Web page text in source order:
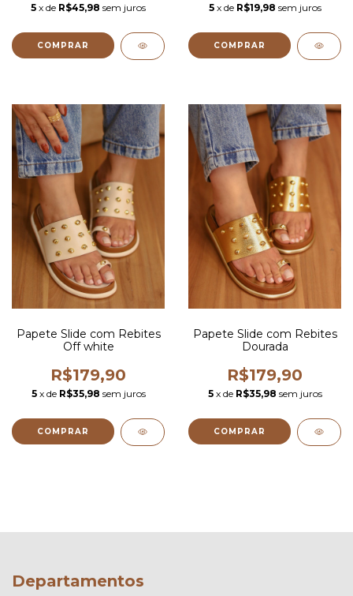
5 x de R$45,98 sem juros
COMPRAR
5 x de R$19,98 sem juros
COMPRAR
Papete Slide com Rebites
Off white
R$179,90
5 x de R$35,98 sem juros
COMPRAR
Papete Slide com Rebites
Dourada
R$179,90
5 x de R$35,98 sem juros
COMPRAR
Departamentos